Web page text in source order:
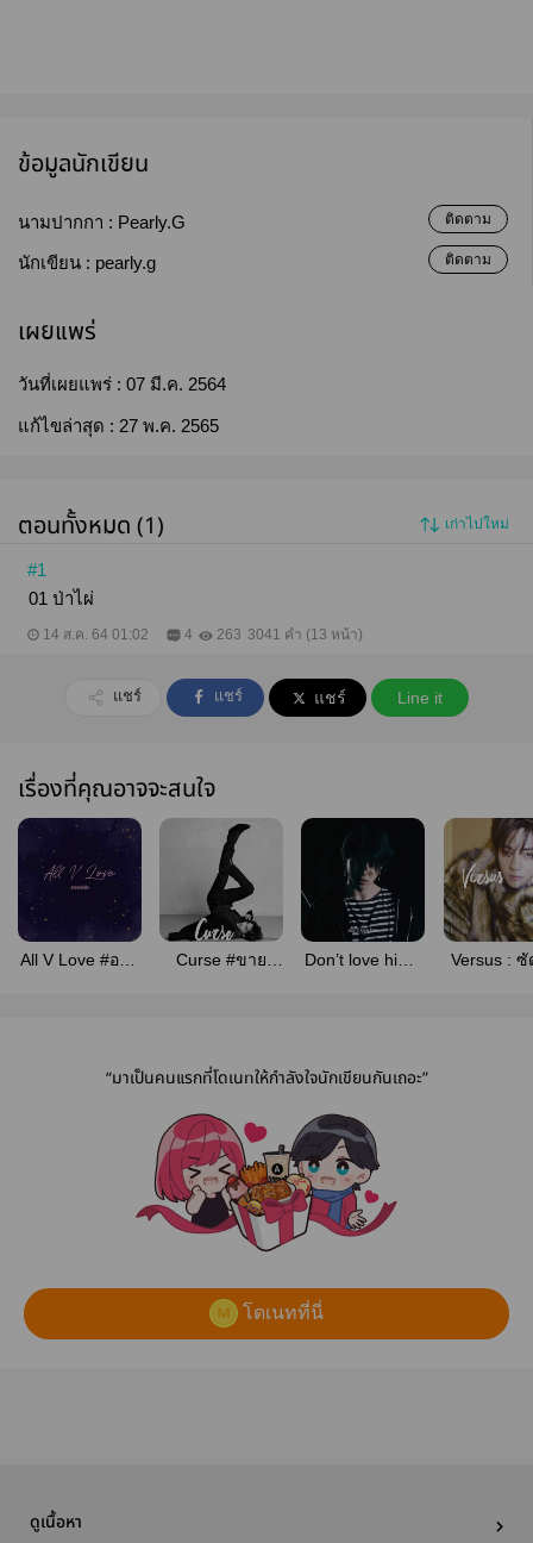
ข้อมูลนักเขียน
นามปากกา : Pearly.G ติดตาม
นักเขียน : pearly.g ติดตาม
เผยแพร่
วันที่เผยแพร่ : 07 มี.ค. 2564
แก้ไขล่าสุด : 27 พ.ค. 2565
ตอนทั้งหมด (1) เก่าไปใหม่
#1
01 ป่าไผ่
14 ส.ค. 64 01:02 4 263 3041 คำ (13 หน้า)
แชร์ แชร์ แชร์ Line it
เรื่องที่คุณอาจจะสนใจ
All V Love #ออล
Curse #ขาย
Don’t love him :
Versus :
“มาเป็นคนแรกที่โดเนทให้กำลังใจนักเขียนกันเถอะ”
โดเนทที่นี่
ดูเนื้อหา